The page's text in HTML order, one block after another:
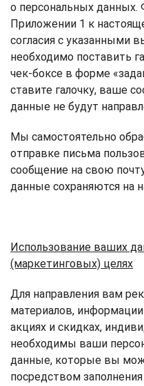
о персональных данных.
Приложении 1 к
согласия с указанными
необходимо поставить
чек-боксе в форме
ставите галочку, ваше
данные не будут
Мы самостоятельно
отправке письма
сообщение на свою
данные сохраняются на
Использование ваших
(маркетинговых) целях
Для направления вам
материалов,
акциях и скидках,
необходимы ваши
данные, которые вы
посредством